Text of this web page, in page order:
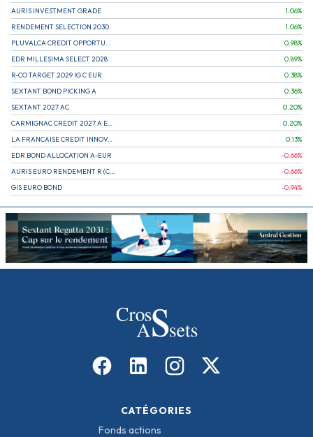
AURIS INVESTMENT GRADE
1.06%
RENDEMENT SELECTION 2030
1.06%
0.98%
EDR MILLESIMA SELECT 2028
0.89%
R-CO TARGET 2029 IG C EUR
0.38%
SEXTANT BOND PICKING A
0.36%
SEXTANT 2027 AC
0.20%
0.20%
LA FRANCAISE CREDIT INNOVATION
0.13%
EDR BOND ALLOCATION A-EUR
-0.66%
-0.66%
GIS EURO BOND
-0.94%
CATÉGORIES
Fonds actions